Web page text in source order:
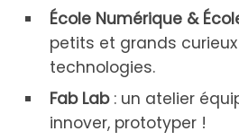
École Numérique &
petits et grands
technologies.
Fab Lab: un atelier
innover, prototyper !